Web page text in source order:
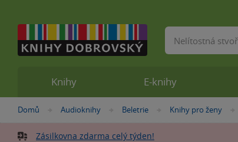
Nacházíte
zde:
Domů »Audioknihy »
Beletrie »
Knihy pro ženy
Zásilkovna zdarma celý týden!
Knihy E-knihy
Vyhledávání